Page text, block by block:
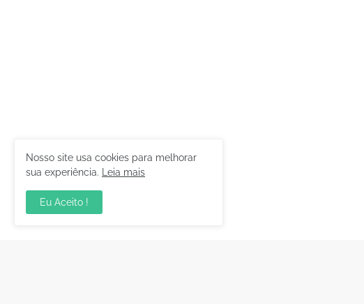
Nosso site usa cookies para melhorar
sua experiência.
Leia mais
Eu Aceito !